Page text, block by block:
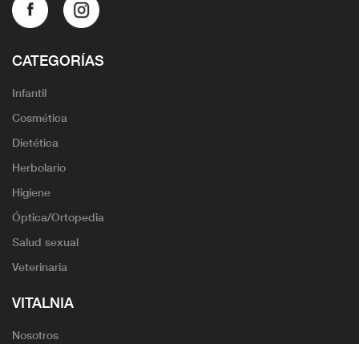
CATEGORÍAS
Infantil
Cosmética
Dietética
Herbolario
Higiene
Óptica/Ortopedia
Salud sexual
Veterinaria
VITALNIA
Nosotros